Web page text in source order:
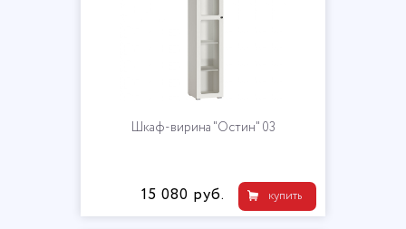
Шкаф-вирина "Остин" 03
купить
15 080 руб.